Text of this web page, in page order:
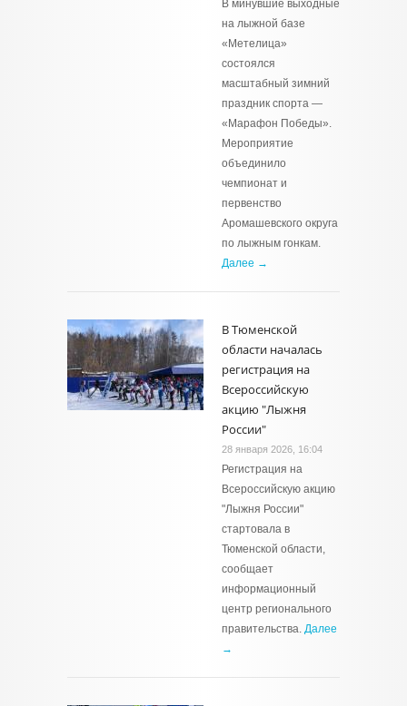
В минувшие выходные
на лыжной базе
«Метелица»
состоялся
масштабный зимний
праздник спорта —
«Марафон Победы».
Мероприятие
объединило
чемпионат и
первенство
Аромашевского округа
по лыжным гонкам.
Далее →
В Тюменской
области началась
регистрация на
Всероссийскую
акцию "Лыжня
России"
28 января 2026, 16:04
Регистрация на
Всероссийскую акцию
"Лыжня России"
стартовала в
Тюменской области,
сообщает
информационный
центр регионального
правительства. Далее
→